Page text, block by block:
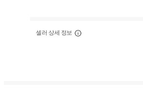
셀러 상세 정보